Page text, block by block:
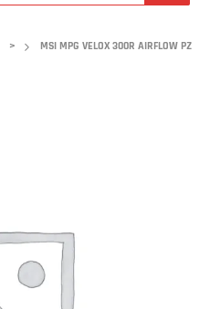
>
MSI MPG VELOX 300R AIRFLOW PZ